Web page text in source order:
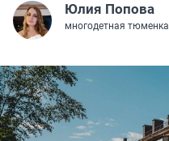
Юлия Попова
многодетная тюменка